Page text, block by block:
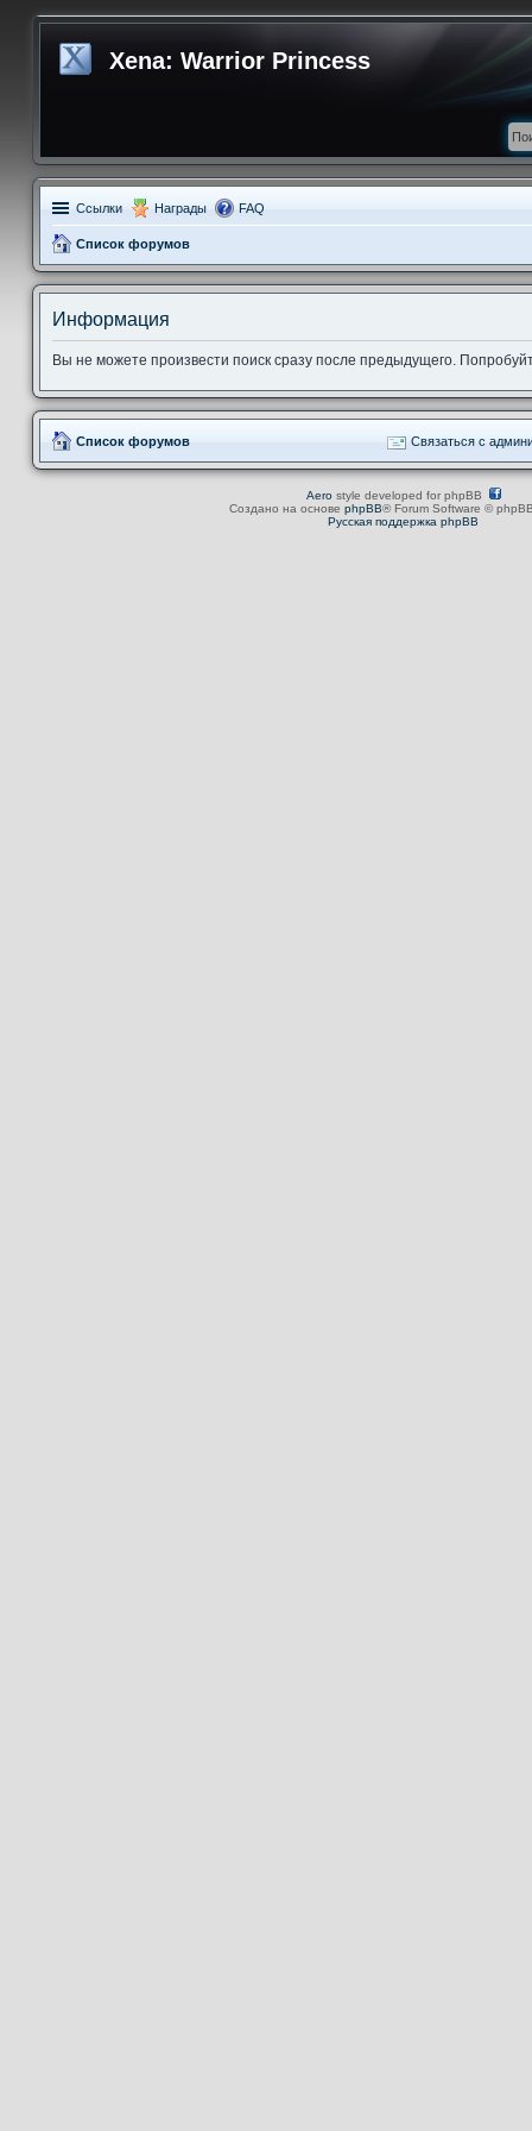
Xena: Warrior Princess
Ссылки Награды FAQ
Список форумов
Информация
Вы не можете произвести поиск сразу после предыдущего.
Список форумов Связаться с
Aerostyle developed for phpBB
Создано на основе phpBB® Forum Software ©
Русская поддержка phpBB